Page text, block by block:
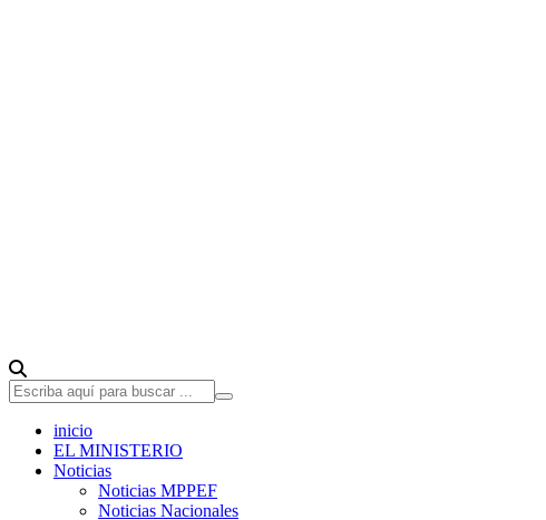
inicio
EL MINISTERIO
Noticias
Noticias MPPEF
Noticias Nacionales